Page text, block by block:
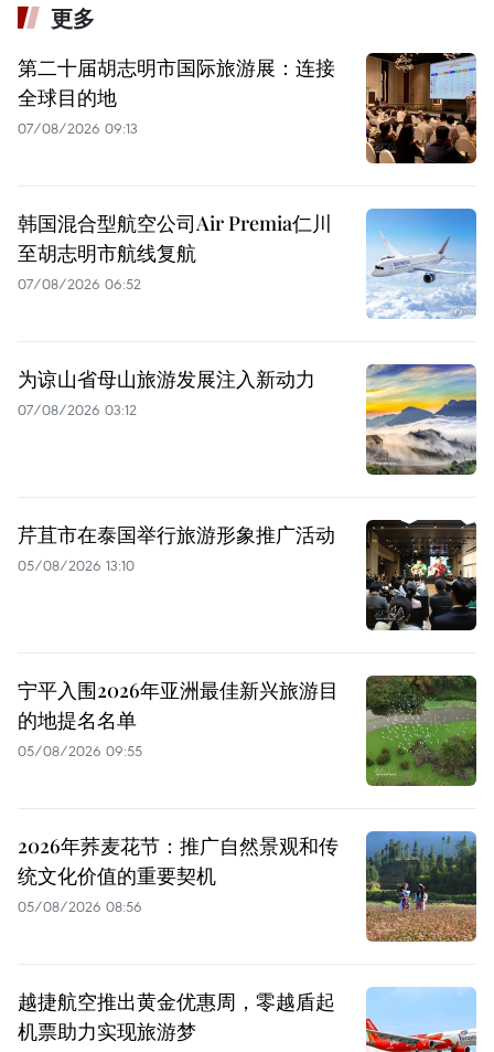
更多
第二十届胡志明市国际旅游展：连接
全球目的地
07/08/2026 09:13
韩国混合型航空公司Air Premia仁川
至胡志明市航线复航
07/08/2026 06:52
为谅山省母山旅游发展注入新动力
07/08/2026 03:12
芹苴市在泰国举行旅游形象推广活动
05/08/2026 13:10
宁平入围2026年亚洲最佳新兴旅游目
的地提名名单
05/08/2026 09:55
2026年荞麦花节：推广自然景观和传
统文化价值的重要契机
05/08/2026 08:56
越捷航空推出黄金优惠周，零越盾起
机票助力实现旅游梦